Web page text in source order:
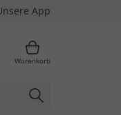
App
Warenkorb